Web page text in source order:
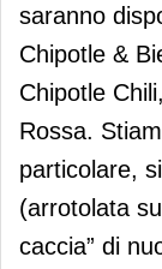
saranno
Chipotle &
Chipotle
Rossa.
particolare,
(arrotolata
caccia” di